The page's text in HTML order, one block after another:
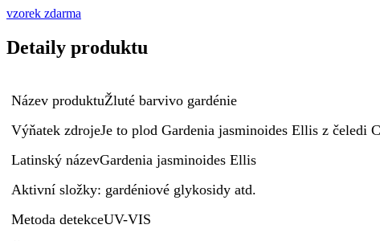
vzorek zdarma
Detaily produktu
Název produktuŽluté barvivo gardénie
Výňatek zdrojeJe to plod Gardenia jasminoides Ellis z čeledi
Latinský názevGardenia jasminoides Ellis
Aktivní složky: gardéniové glykosidy atd.
Metoda detekceUV-VIS